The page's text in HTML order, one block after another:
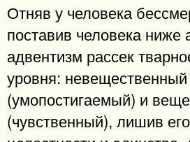
Отняв у человека
поставив человека ниже
адвентизм рассек
уровня: невещественный
(умопостигаемый) и
(чувственный), лишив